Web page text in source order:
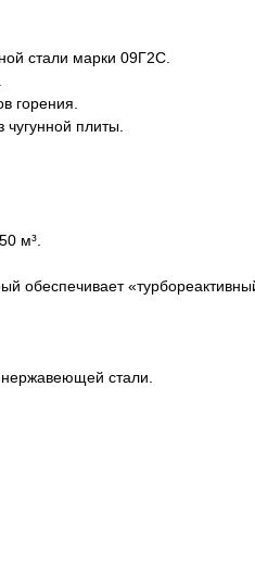
стали марки 09Г2С.
горения.
плиты.
м³.
обеспечивает
стали.